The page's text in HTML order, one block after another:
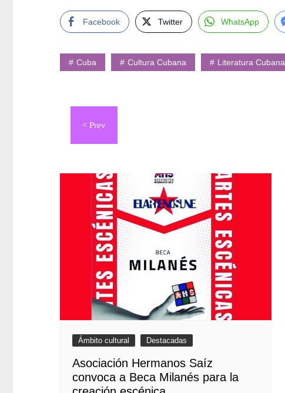
Facebook Twitter WhatsApp
Cuba Cultura Cubana Literatura Cubana
Navegación
Ámbito cultural Destacadas
Asociación Hermanos Saíz
convoca a Beca Milanés para la